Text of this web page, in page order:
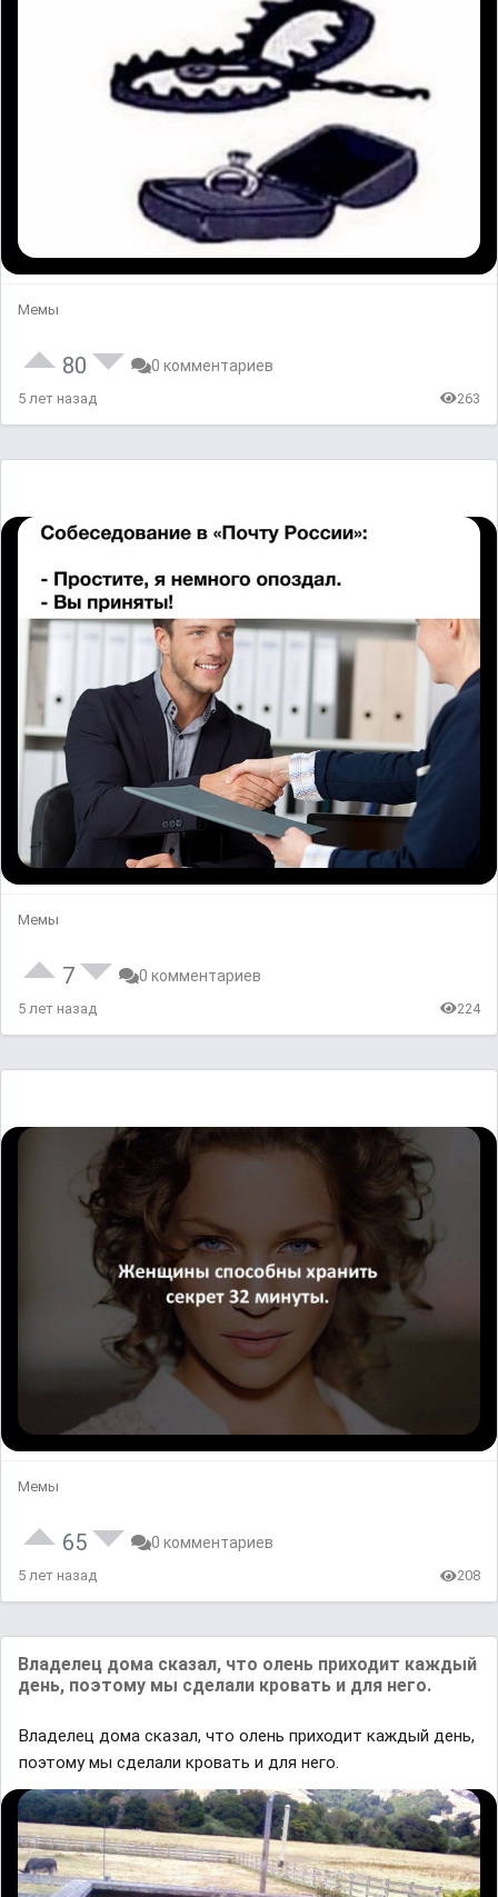
Мемы
80 0 комментариев
5 лет назад 263
Мемы
7 0 комментариев
5 лет назад 224
Мемы
65 0 комментариев
5 лет назад 208
Владелец дома сказал, что олень приходит каждый
день, поэтому мы сделали кровать и для него.
Владелец дома сказал, что олень приходит каждый день,
поэтому мы сделали кровать и для него.